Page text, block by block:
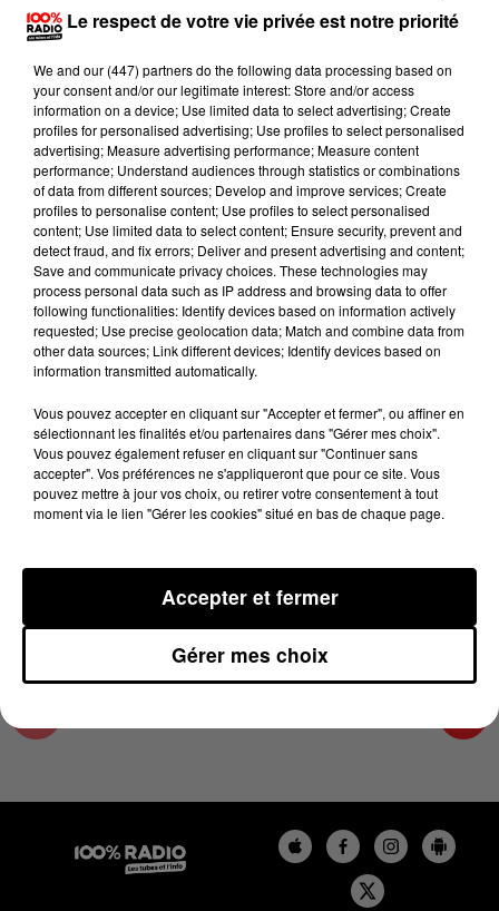
Lecture (1 min 14 sec)
100%
100% Radio l'agenda du Tarn et Garonne
13 décembre 2023 - 1 min 14 sec
L'AGENDA DU TARN ET GARONNE DU
13/12/2023 À 16H37
L'agenda du Tarn et Garonne
Le respect de votre vie privée est notre priorité
We and our (447) partnersdo the following data processing based on
your consent and/or our legitimate interest: Store and/or access
information on a device; Use limited data to select advertising; Create
profiles for personalised advertising; Use profiles to select personalised
advertising; Measure advertising performance; Measure content
performance; Understand audiences through statistics or combinations
of data from different sources; Develop and improve services; Create
profiles to personalise content; Use profiles to select personalised
content; Use limited data to select content; Ensure security, prevent and
detect fraud, and fix errors; Deliver and present advertising and content;
Save and communicate privacy choices. These technologies may
process personal data such as IP address and browsing data to offer
following functionalities: Identify devices based on information actively
requested; Use precise geolocation data; Match and combine data from
other data sources; Link different devices; Identify devices based on
information transmitted automatically.
Vous pouvez accepter en cliquant sur "Accepter et fermer", ou affiner en
sélectionnant les finalités et/ou partenaires dans "Gérer mes choix".
Vous pouvez également refuser en cliquant sur "Continuer sans
accepter". Vos préférences ne s'appliqueront que pour ce site. Vous
pouvez mettre à jour vos choix, ou retirer votre consentement à tout
moment via le lien "Gérer les cookies" situé en bas de chaque page.
Gérer mes choix
Accepter et fermer